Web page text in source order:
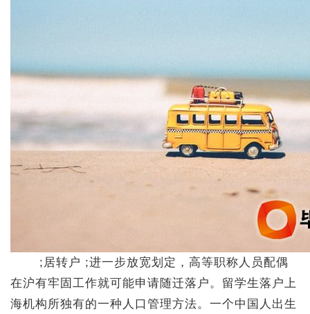
;居转户 ;进一步放宽划定，高等职称人员配偶
在沪有牢固工作就可能申请随迁落户。留学生落户上
海机构所独有的一种人口管理方法。一个中国人出生